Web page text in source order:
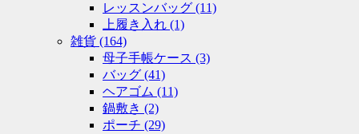
レッスンバッグ (11)
上履き入れ (1)
雑貨 (164)
母子手帳ケース (3)
バッグ (41)
ヘアゴム (11)
鍋敷き (2)
ポーチ (29)